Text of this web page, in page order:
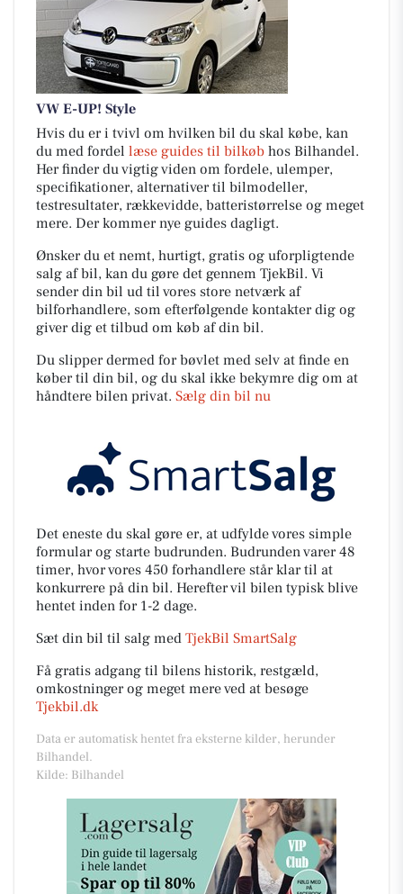
VW E-UP! Style
Hvis du er i tvivl om hvilken bil du skal købe, kan
du med fordel læse guides til bilkøb hos Bilhandel.
Her finder du vigtig viden om fordele, ulemper,
specifikationer, alternativer til bilmodeller,
testresultater, rækkevidde, batteristørrelse og meget
mere. Der kommer nye guides dagligt.
Ønsker du et nemt, hurtigt, gratis og uforpligtende
salg af bil, kan du gøre det gennem TjekBil. Vi
sender din bil ud til vores store netværk af
bilforhandlere, som efterfølgende kontakter dig og
giver dig et tilbud om køb af din bil.
Du slipper dermed for bøvlet med selv at finde en
køber til din bil, og du skal ikke bekymre dig om at
håndtere bilen privat. Sælg din bil nu
Det eneste du skal gøre er, at udfylde vores simple
formular og starte budrunden. Budrunden varer 48
timer, hvor vores 450 forhandlere står klar til at
konkurrere på din bil. Herefter vil bilen typisk blive
hentet inden for 1-2 dage.
Sæt din bil til salg med TjekBil SmartSalg
Få gratis adgang til bilens historik, restgæld,
omkostninger og meget mere ved at besøge
Tjekbil.dk
Data er automatisk hentet fra eksterne kilder, herunder
Bilhandel.
Kilde: Bilhandel